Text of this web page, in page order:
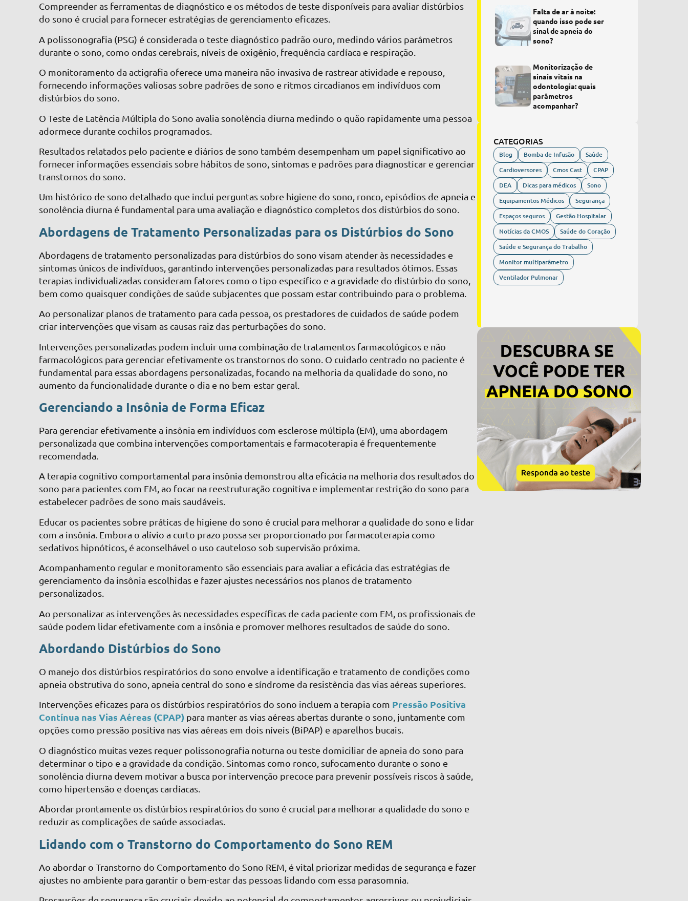
Compreender as ferramentas de diagnóstico e os métodos de teste disponíveis para avaliar distúrbios
do sono é crucial para fornecer estratégias de gerenciamento eficazes.
A polissonografia (PSG) é considerada o teste diagnóstico padrão ouro, medindo vários parâmetros
durante o sono, como ondas cerebrais, níveis de oxigênio, frequência cardíaca e respiração.
O monitoramento da actigrafia oferece uma maneira não invasiva de rastrear atividade e repouso,
fornecendo informações valiosas sobre padrões de sono e ritmos circadianos em indivíduos com
distúrbios do sono.
O Teste de Latência Múltipla do Sono avalia sonolência diurna medindo o quão rapidamente uma pessoa
adormece durante cochilos programados.
Resultados relatados pelo paciente e diários de sono também desempenham um papel significativo ao
fornecer informações essenciais sobre hábitos de sono, sintomas e padrões para diagnosticar e gerenciar
transtornos do sono.
Um histórico de sono detalhado que inclui perguntas sobre higiene do sono, ronco, episódios de apneia e
sonolência diurna é fundamental para uma avaliação e diagnóstico completos dos distúrbios do sono.
Abordagens de Tratamento Personalizadas para os Distúrbios do Sono
Abordagens de tratamento personalizadas para distúrbios do sono visam atender às necessidades e
sintomas únicos de indivíduos, garantindo intervenções personalizadas para resultados ótimos. Essas
terapias individualizadas consideram fatores como o tipo específico e a gravidade do distúrbio do sono,
bem como quaisquer condições de saúde subjacentes que possam estar contribuindo para o problema.
Ao personalizar planos de tratamento para cada pessoa, os prestadores de cuidados de saúde podem
criar intervenções que visam as causas raiz das perturbações do sono.
Intervenções personalizadas podem incluir uma combinação de tratamentos farmacológicos e não
farmacológicos para gerenciar efetivamente os transtornos do sono. O cuidado centrado no paciente é
fundamental para essas abordagens personalizadas, focando na melhoria da qualidade do sono, no
aumento da funcionalidade durante o dia e no bem-estar geral.
Gerenciando a Insônia de Forma Eficaz
Para gerenciar efetivamente a insônia em indivíduos com esclerose múltipla (EM), uma abordagem
personalizada que combina intervenções comportamentais e farmacoterapia é frequentemente
recomendada.
A terapia cognitivo comportamental para insônia demonstrou alta eficácia na melhoria dos resultados do
sono para pacientes com EM, ao focar na reestruturação cognitiva e implementar restrição do sono para
estabelecer padrões de sono mais saudáveis.
Educar os pacientes sobre práticas de higiene do sono é crucial para melhorar a qualidade do sono e lidar
com a insônia. Embora o alívio a curto prazo possa ser proporcionado por farmacoterapia como
sedativos hipnóticos, é aconselhável o uso cauteloso sob supervisão próxima.
Acompanhamento regular e monitoramento são essenciais para avaliar a eficácia das estratégias de
gerenciamento da insônia escolhidas e fazer ajustes necessários nos planos de tratamento
personalizados.
Ao personalizar as intervenções às necessidades específicas de cada paciente com EM, os profissionais de
saúde podem lidar efetivamente com a insônia e promover melhores resultados de saúde do sono.
Abordando Distúrbios do Sono
O manejo dos distúrbios respiratórios do sono envolve a identificação e tratamento de condições como
apneia obstrutiva do sono, apneia central do sono e síndrome da resistência das vias aéreas superiores.
Intervenções eficazes para os distúrbios respiratórios do sono incluem a terapia com Pressão Positiva
Contínua nas Vias Aéreas (CPAP) para manter as vias aéreas abertas durante o sono, juntamente com
opções como pressão positiva nas vias aéreas em dois níveis (BiPAP) e aparelhos bucais.
O diagnóstico muitas vezes requer polissonografia noturna ou teste domiciliar de apneia do sono para
determinar o tipo e a gravidade da condição. Sintomas como ronco, sufocamento durante o sono e
sonolência diurna devem motivar a busca por intervenção precoce para prevenir possíveis riscos à saúde,
como hipertensão e doenças cardíacas.
Abordar prontamente os distúrbios respiratórios do sono é crucial para melhorar a qualidade do sono e
reduzir as complicações de saúde associadas.
Lidando com o Transtorno do Comportamento do Sono REM
Ao abordar o Transtorno do Comportamento do Sono REM, é vital priorizar medidas de segurança e fazer
ajustes no ambiente para garantir o bem-estar das pessoas lidando com essa parasomnia.
Falta de ar à noite:
quando isso pode ser
sinal de apneia do
sono?
Monitorização de
sinais vitais na
odontologia: quais
parâmetros
acompanhar?
CATEGORIAS
Blog Bomba de Infusão
Saúde
Cardioversores
Cmos Cast
CPAP
DEA
Dicas para médicos
Sono
Equipamentos Médicos
Segurança
Espaços seguros
Gestão Hospitalar
Notícias da CMOS
Saúde do Coração
Saúde e Segurança do Trabalho
Monitor multiparâmetro
Ventilador Pulmonar